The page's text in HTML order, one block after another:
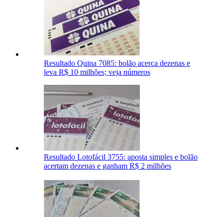
Resultado Quina 7085: bolão acerca dezenas e
leva R$ 10 milhões; veja números
Resultado Lotofácil 3755: aposta simples e bolão
acertam dezenas e ganham R$ 2 milhões